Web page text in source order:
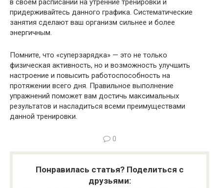
в своем расписании на утренние тренировки и
придерживайтесь данного графика. Систематические
занятия сделают ваш организм сильнее и более
энергичным.
Помните, что «суперзарядка» — это не только
физическая активность, но и возможность улучшить
настроение и повысить работоспособность на
протяжении всего дня. Правильное выполнение
упражнений поможет вам достичь максимальных
результатов и насладиться всеми преимуществами
данной тренировки.
0
Понравилась статья? Поделиться с
друзьями: